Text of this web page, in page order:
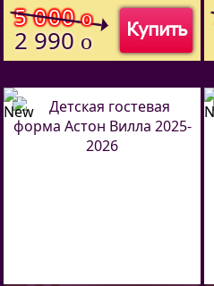
Купить
5 000o
2 990 o